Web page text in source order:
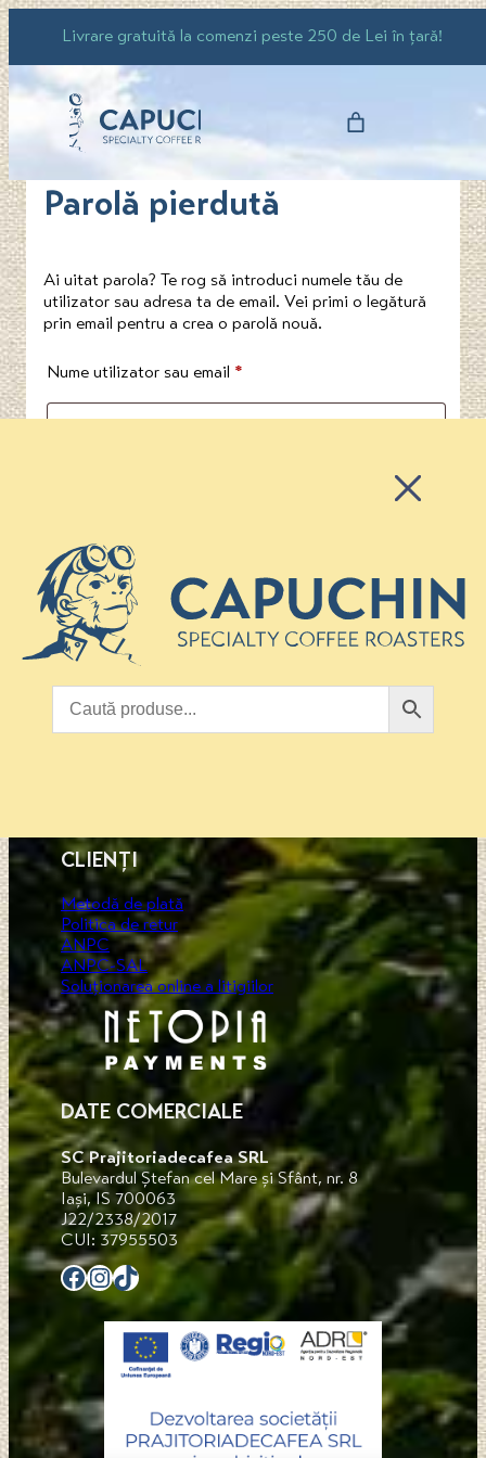
Sari
la
conținut
Livrare gratuită la comenzi peste 250 de Lei în țară!
Parolă pierdută
Ai uitat parola? Te rog să introduci numele tău de
utilizator sau adresa ta de email. Vei primi o legătură
prin email pentru a crea o parolă nouă.
Nume utilizator sau email *
MAGAZIN
SHOP
Politica de confidențialitate
Contact
CLIENȚI
Metodă de plată
Politica de retur
ANPC
ANPC-SAL
Soluționarea online a litigiilor
DATE COMERCIALE
SC Prajitoriadecafea SRL
Bulevardul Ștefan cel Mare și Sfânt, nr. 8
Iași, IS 700063
J22/2338/2017
CUI: 37955503
Facebook Instagram TikTok